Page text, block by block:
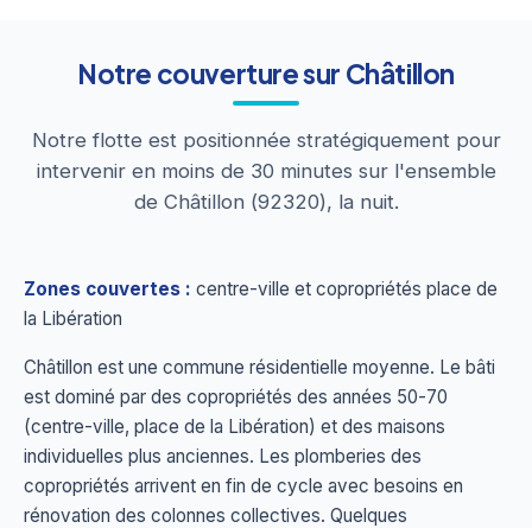
Notre couverture sur Châtillon
Notre flotte est positionnée stratégiquement pour
intervenir en moins de 30 minutes sur l'ensemble
de Châtillon (92320), la nuit.
Zones couvertes : centre-ville et copropriétés place de
la Libération
Châtillon est une commune résidentielle moyenne. Le bâti
est dominé par des copropriétés des années 50-70
(centre-ville, place de la Libération) et des maisons
individuelles plus anciennes. Les plomberies des
copropriétés arrivent en fin de cycle avec besoins en
rénovation des colonnes collectives. Quelques